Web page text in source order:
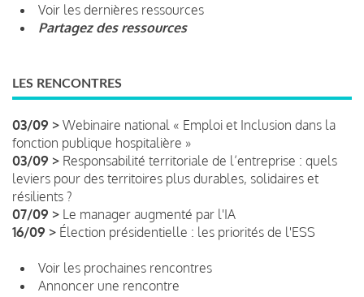
Voir les dernières ressources
Partagez des ressources
LES RENCONTRES
03/09 > Webinaire national « Emploi et Inclusion dans la
fonction publique hospitalière »
03/09 > Responsabilité territoriale de l’entreprise : quels
leviers pour des territoires plus durables, solidaires et
résilients ?
07/09 > Le manager augmenté par l'IA
16/09 > Élection présidentielle : les priorités de l'ESS
Voir les prochaines rencontres
Annoncer une rencontre